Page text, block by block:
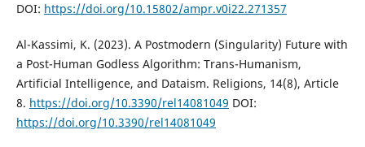
DOI: https://doi.org/10.15802/ampr.v0i22.271357
Al-Kassimi, K. (2023). A Postmodern (Singularity) Future with
a Post-Human Godless Algorithm: Trans-Humanism,
Artificial Intelligence, and Dataism. Religions, 14(8), Article
8. https://doi.org/10.3390/rel14081049 DOI:
https://doi.org/10.3390/rel14081049